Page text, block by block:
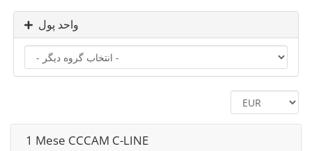
واحد پول
1 Mese CCCAM C-LINE